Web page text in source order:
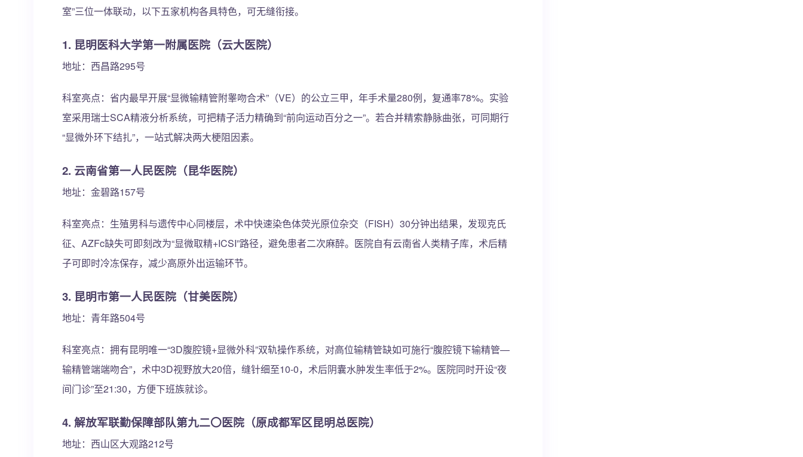
室”三位一体联动，以下五家机构各具特色，可无缝衔接。
1. 昆明医科大学第一附属医院（云大医院）
地址：西昌路295号
科室亮点：省内最早开展“显微输精管附睾吻合术”（VE）的公立三甲，年手术量280例，复通率78%。实验
室采用瑞士SCA精液分析系统，可把精子活力精确到“前向运动百分之一”。若合并精索静脉曲张，可同期行
“显微外环下结扎”，一站式解决两大梗阻因素。
2. 云南省第一人民医院（昆华医院）
地址：金碧路157号
科室亮点：生殖男科与遗传中心同楼层，术中快速染色体荧光原位杂交（FISH）30分钟出结果，发现克氏
征、AZFc缺失可即刻改为“显微取精+ICSI”路径，避免患者二次麻醉。医院自有云南省人类精子库，术后精
子可即时冷冻保存，减少高原外出运输环节。
3. 昆明市第一人民医院（甘美医院）
地址：青年路504号
科室亮点：拥有昆明唯一“3D腹腔镜+显微外科”双轨操作系统，对高位输精管缺如可施行“腹腔镜下输精管—
输精管端端吻合”，术中3D视野放大20倍，缝针细至10-0，术后阴囊水肿发生率低于2%。医院同时开设“夜
间门诊”至21:30，方便下班族就诊。
4. 解放军联勤保障部队第九二〇医院（原成都军区昆明总医院）
地址：西山区大观路212号